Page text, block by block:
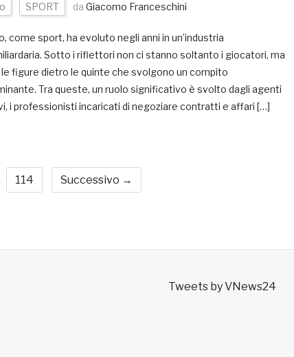
SPORT da Giacomo Franceschini
come sport, ha evoluto negli anni in un’industria
Sotto i riflettori non ci stanno soltanto i giocatori, ma
figure dietro le quinte che svolgono un compito
Tra queste, un ruolo significativo è svolto dagli agenti
i professionisti incaricati di negoziare contratti e affari […]
114 Successivo →
Tweets by VNews24